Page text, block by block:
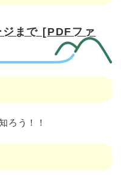
まで [PDFファ
ろう！！